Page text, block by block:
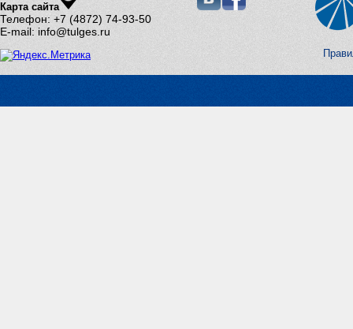
Карта сайта
Телефон: +7 (4872) 74-93-50
E-mail: info@tulges.ru